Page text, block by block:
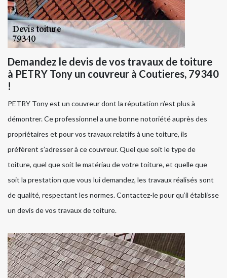
Demandez le devis de vos travaux de toiture
à PETRY Tony un couvreur à Coutieres, 79340
!
PETRY Tony est un couvreur dont la réputation n’est plus à
démontrer. Ce professionnel a une bonne notoriété auprès des
propriétaires et pour vos travaux relatifs à une toiture, ils
préfèrent s’adresser à ce couvreur. Quel que soit le type de
toiture, quel que soit le matériau de votre toiture, et quelle que
soit la prestation que vous lui demandez, les travaux réalisés sont
de qualité, respectant les normes. Contactez-le pour qu’il établisse
un devis de vos travaux de toiture.